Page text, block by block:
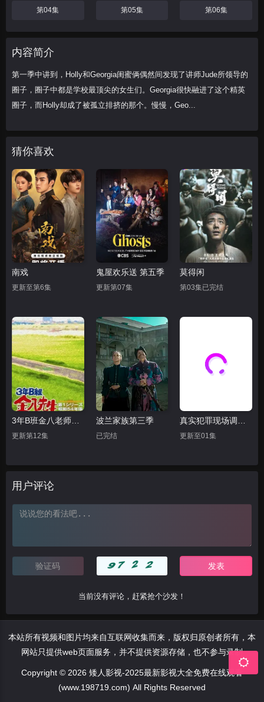
第04集 第05集 第06集
内容简介
第一季中讲到，Holly和Georgia闺蜜俩偶然间发现了讲师Jude所领导的
圈子，圈子中都是学校最顶尖的女生们。Georgia很快融进了这个精英
圈子，而Holly却成了被孤立排挤的那个。慢慢，Geo...
猜你喜欢
南戏
更新至第6集
鬼屋欢乐送 第五季
更新第07集
莫得闲
第03集已完结
更新第12集
波兰家族第三季
已完结 更新至01集
用户评论
当前没有评论，赶紧抢个沙发！
本站所有视频和图片均来自互联网收集而来，版权归原创者所有，本
网站只提供web页面服务，并不提供资源存储，也不参与录制
Copyright © 2026 矮人影视-2025最新影视大全免费在线观看
(www.198719.com) All Rights Reserved